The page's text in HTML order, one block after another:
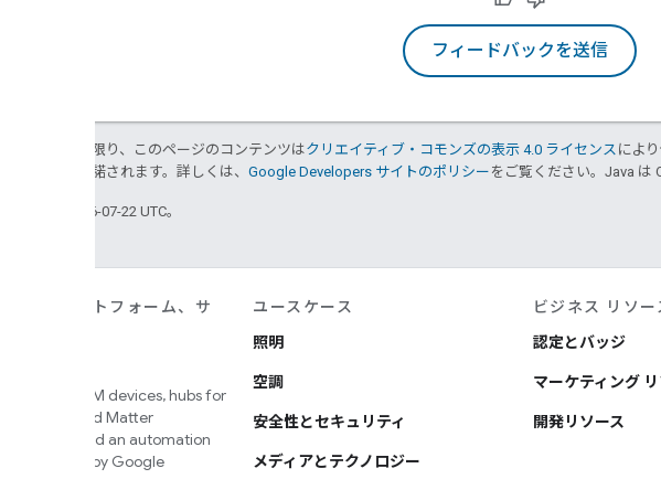
フィードバックを送信
特に記載のない限り、このページのコンテンツはクリエイティブ・コモンズの表示 4.0 ライセンス によ
により使用許諾されます。詳しくは、 Google Developers サイトのポリシー をご覧ください。Java は
最終更新日 2026-07-22 UTC。
リ、プラットフォーム、サ
over 600M devices, hubs for
Home and Matter
and an automation
powered by Google
ユースケース
照明
空調
安全性とセキュリティ
メディアとテクノロジー
ビジネス リソー
認定とバッジ
マーケティング
開発リソース